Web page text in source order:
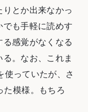
とか出来なかっ
も手軽に読めす
感覚がなくなる
。なお、これま
使っていたが、さ
た模様。もちろ